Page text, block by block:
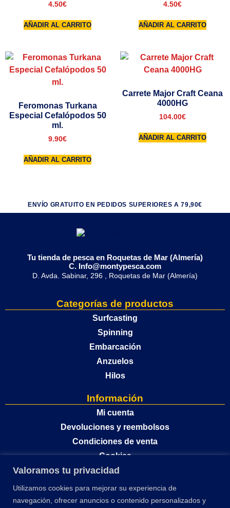
Valoramos tu privacidad
Utilizamos cookies para mejorar su experiencia de
navegación, ofrecer anuncios o contenido personalizados y
4.50€
AÑADIR AL CARRITO
4.50€
AÑADIR AL CARRITO
Feromonas Turkana
Especial Cefalópodos 50
ml.
9.90€
AÑADIR AL CARRITO
Carrete Major Craft Ceana
4000HG
104.00€
AÑADIR AL CARRITO
ENVÍO GRATUITO EN PEDIDOS SUPERIORES A 79,90€
Tu tienda de pesca en Roquetas de Mar (Almería)
C. Info@montypesca.com
D. Avda. Sabinar, 296 , Roquetas de Mar (Almería)
Categorías de productos
Surfcasting
Spinning
Embarcación
Anzuelos
Hilos
Información
Mi cuenta
Devoluciones y reembolsos
Condiciones de venta
Cookies
Política de privacidad